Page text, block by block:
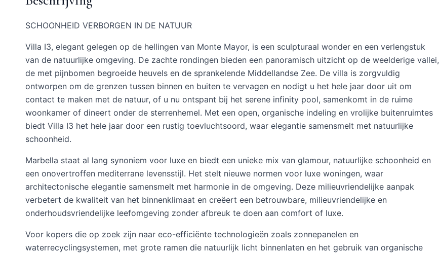
SCHOONHEID VERBORGEN IN DE NATUUR
Villa I3, elegant gelegen op de hellingen van Monte Mayor, is een sculpturaal wonder en een verlengstuk
van de natuurlijke omgeving. De zachte rondingen bieden een panoramisch uitzicht op de weelderige vallei,
de met pijnbomen begroeide heuvels en de sprankelende Middellandse Zee. De villa is zorgvuldig
ontworpen om de grenzen tussen binnen en buiten te vervagen en nodigt u het hele jaar door uit om
contact te maken met de natuur, of u nu ontspant bij het serene infinity pool, samenkomt in de ruime
woonkamer of dineert onder de sterrenhemel. Met een open, organische indeling en vrolijke buitenruimtes
biedt Villa I3 het hele jaar door een rustig toevluchtsoord, waar elegantie samensmelt met natuurlijke
schoonheid.
Marbella staat al lang synoniem voor luxe en biedt een unieke mix van glamour, natuurlijke schoonheid en
een onovertroffen mediterrane levensstijl. Het stelt nieuwe normen voor luxe woningen, waar
architectonische elegantie samensmelt met harmonie in de omgeving. Deze milieuvriendelijke aanpak
verbetert de kwaliteit van het binnenklimaat en creëert een betrouwbare, milieuvriendelijke en
onderhoudsvriendelijke leefomgeving zonder afbreuk te doen aan comfort of luxe.
Voor kopers die op zoek zijn naar eco-efficiënte technologieën zoals zonnepanelen en
waterrecyclingsystemen, met grote ramen die natuurlijk licht binnenlaten en het gebruik van organische